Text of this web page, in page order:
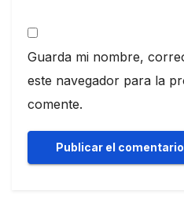
Guarda mi nombre,
este navegador para la
comente.